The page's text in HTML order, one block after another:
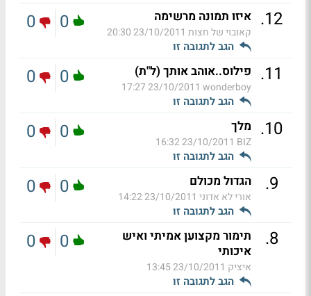
12
. איזו תמונה מרשימה
קאובוי של חצות 23/10/2011 20:30
הגב לתגובה זו
0
0
11
. פילוס..אוהב אותך (ל"ת)
wonderboy
23/10/2011 17:27
הגב לתגובה זו
0
0
10
. מלך
BIZ
23/10/2011 16:32
הגב לתגובה זו
0
0
9
. הגדול מכולם
אורי לא אדוני 23/10/2011 14:22
הגב לתגובה זו
0
0
8
.
תימור מקצוען אמיתי ואיש
איכותי
איציק 23/10/2011 13:45
הגב לתגובה זו
0
0